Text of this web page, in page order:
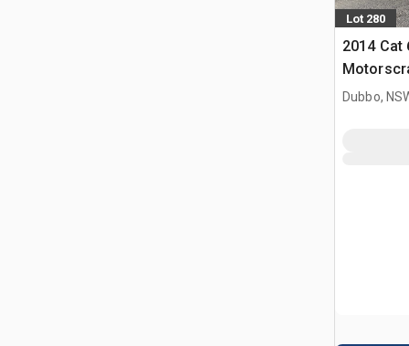
Lot 280
2014 Cat
Dubbo,